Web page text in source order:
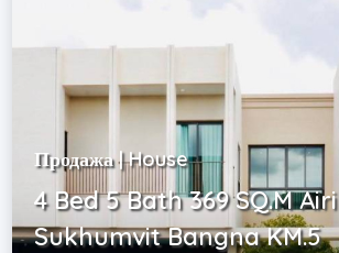
Продажа | House
4 Bed 5 Bath 369 SQ.M Airi
Sukhumvit Bangna KM.5